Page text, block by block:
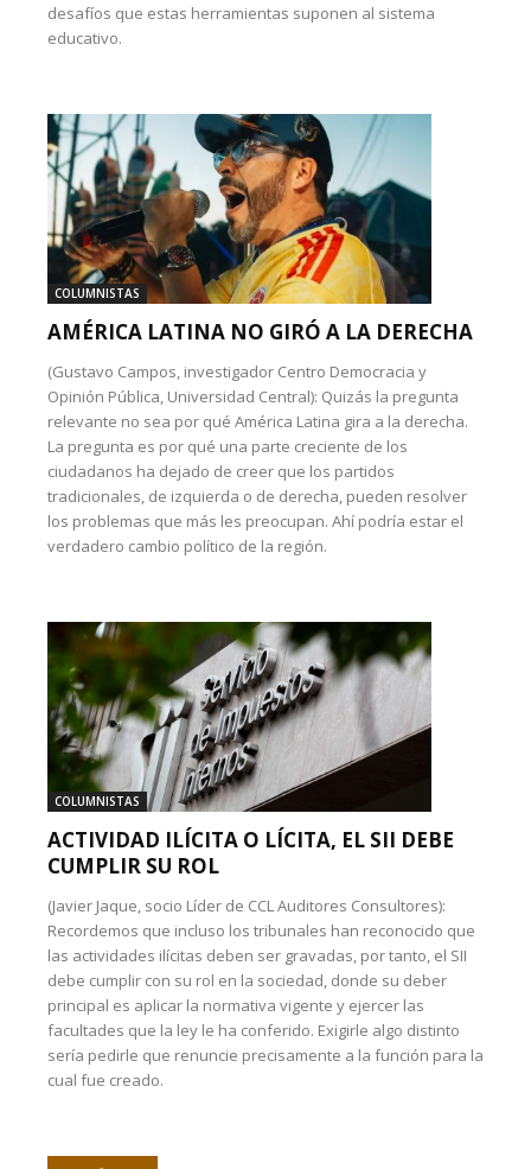
desafíos que estas herramientas suponen al sistema
educativo.
COLUMNISTAS
AMÉRICA LATINA NO GIRÓ A LA DERECHA
(Gustavo Campos, investigador Centro Democracia y
Opinión Pública, Universidad Central): Quizás la pregunta
relevante no sea por qué América Latina gira a la derecha.
La pregunta es por qué una parte creciente de los
ciudadanos ha dejado de creer que los partidos
tradicionales, de izquierda o de derecha, pueden resolver
los problemas que más les preocupan. Ahí podría estar el
verdadero cambio político de la región.
COLUMNISTAS
ACTIVIDAD ILÍCITA O LÍCITA, EL SII DEBE
CUMPLIR SU ROL
(Javier Jaque, socio Líder de CCL Auditores Consultores):
Recordemos que incluso los tribunales han reconocido que
las actividades ilícitas deben ser gravadas, por tanto, el SII
debe cumplir con su rol en la sociedad, donde su deber
principal es aplicar la normativa vigente y ejercer las
facultades que la ley le ha conferido. Exigirle algo distinto
sería pedirle que renuncie precisamente a la función para la
cual fue creado.